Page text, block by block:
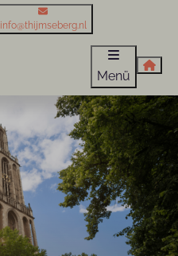
info@thijmseberg.nl
Menü